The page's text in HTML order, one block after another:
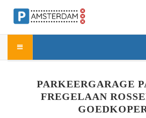
PARKEERGARAGE
FREGELAAN